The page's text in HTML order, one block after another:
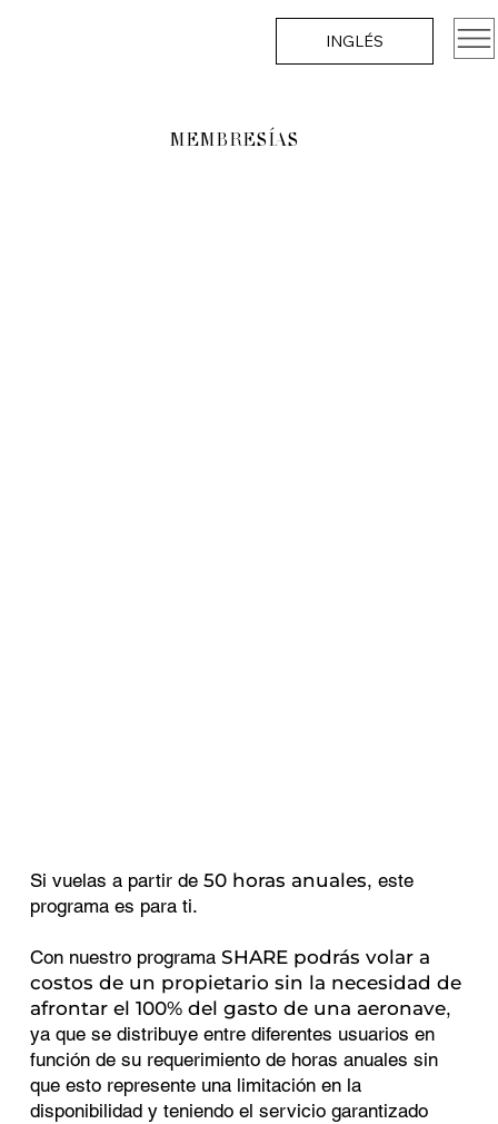
INGLÉS
MEMBRESÍAS
Si vuelas a partir de 50 horas anuales, este
programa es para ti.
Con nuestro programa SHARE podrás volar a
costos de un propietario sin la necesidad de
afrontar el 100% del gasto de una aeronave,
ya que se distribuye entre diferentes usuarios en
función de su requerimiento de horas anuales sin
que esto represente una limitación en la
disponibilidad y teniendo el servicio garantizado